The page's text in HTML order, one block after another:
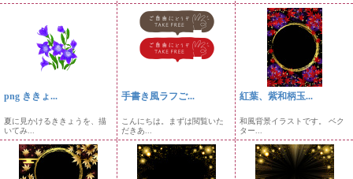
png ききょ...
夏に見かけるききょうを、描
いてみ...
手書き風ラフご...
こんにちは。まずは閲覧いた
だきあ...
紅葉、紫和柄玉...
和風背景イラストです。 ベク
ター...